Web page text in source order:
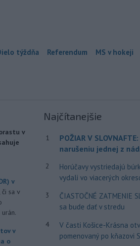
týždňa Referendum MS v hokeji
v
v
sa v
v
o
Najčítanejšie
1
POŽIAR V
narušeniu jednej z
2
Horúčavy vystriedajú
vydali vo viacerých
3
ČIASTOČNÉ ZATMENIE
sa bude dať v stredu
4
V časti Košice-Krásna
pomenovaný po kňazovi